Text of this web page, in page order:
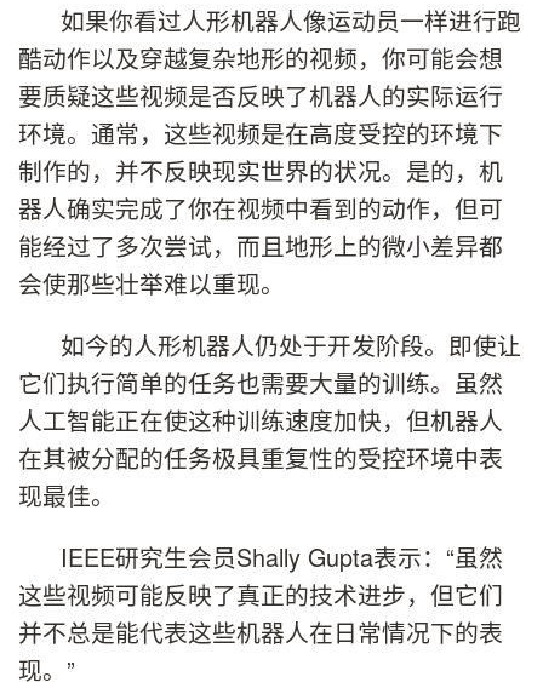
如果你看过人形机器人像运动员一样进行跑
酷动作以及穿越复杂地形的视频，你可能会想
要质疑这些视频是否反映了机器人的实际运行
环境。通常，这些视频是在高度受控的环境下
制作的，并不反映现实世界的状况。是的，机
器人确实完成了你在视频中看到的动作，但可
能经过了多次尝试，而且地形上的微小差异都
会使那些壮举难以重现。
如今的人形机器人仍处于开发阶段。即使让
它们执行简单的任务也需要大量的训练。虽然
人工智能正在使这种训练速度加快，但机器人
在其被分配的任务极具重复性的受控环境中表
现最佳。
IEEE研究生会员Shally Gupta表示：“虽然
这些视频可能反映了真正的技术进步，但它们
并不总是能代表这些机器人在日常情况下的表
现。”